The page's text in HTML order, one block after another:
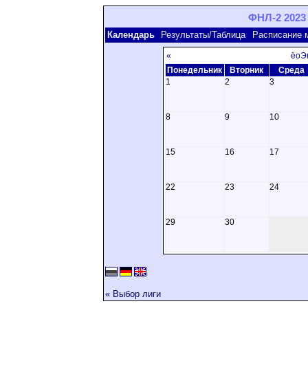
ФНЛ-2 2023
Календарь Результаты/Таблица Расписание
«
Понедельник
Вторник
Среда
1
2 3
8 9 10
15 16 17
22 23 24
29 30
« Выбор лиги